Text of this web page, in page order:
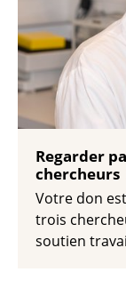
Regarder
chercheurs
Votre don
trois
soutien